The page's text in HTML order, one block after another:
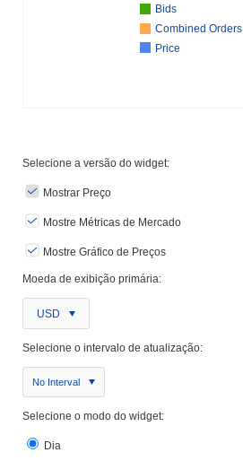
Bids
Combined Orders
Price
Selecione a versão do widget:
Mostrar Preço
Mostre Métricas de Mercado
Mostre Gráfico de Preços
Moeda de exibição primária:
USD
Selecione o intervalo de atualização:
No Interval
Selecione o modo do widget:
Dia